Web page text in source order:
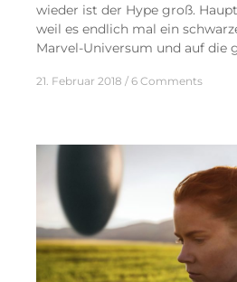
wieder ist der Hype groß.
weil es endlich mal ein
Marvel-Universum und auf die
21. Februar 2018 6 Comments